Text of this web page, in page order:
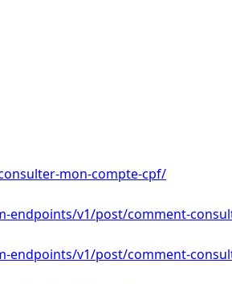
mon-compte-cpf/
endpoints/v1/post/comment-
endpoints/v1/post/comment-